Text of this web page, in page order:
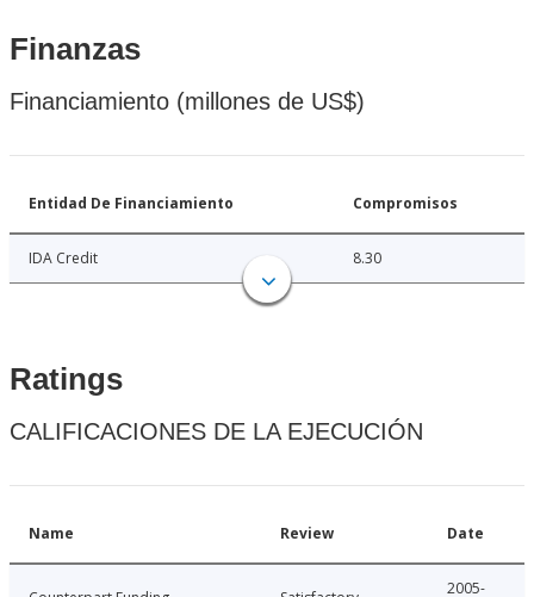
Finanzas
Financiamiento (millones de US$)
Entidad De Financiamiento Compromisos
IDA Credit 8.30
Ratings
CALIFICACIONES DE LA EJECUCIÓN
Name Review Date
2005-